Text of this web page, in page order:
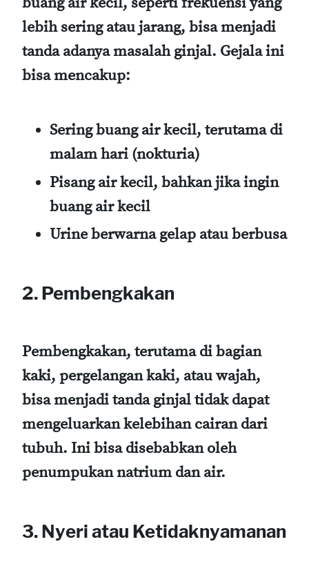
lebih sering atau jarang, bisa menjadi
tanda adanya masalah ginjal. Gejala ini
bisa mencakup:
Sering buang air kecil, terutama di
malam hari (nokturia)
Pisang air kecil, bahkan jika ingin
buang air kecil
Urine berwarna gelap atau berbusa
2. Pembengkakan
Pembengkakan, terutama di bagian
kaki, pergelangan kaki, atau wajah,
bisa menjadi tanda ginjal tidak dapat
mengeluarkan kelebihan cairan dari
tubuh. Ini bisa disebabkan oleh
penumpukan natrium dan air.
3. Nyeri atau Ketidaknyamanan